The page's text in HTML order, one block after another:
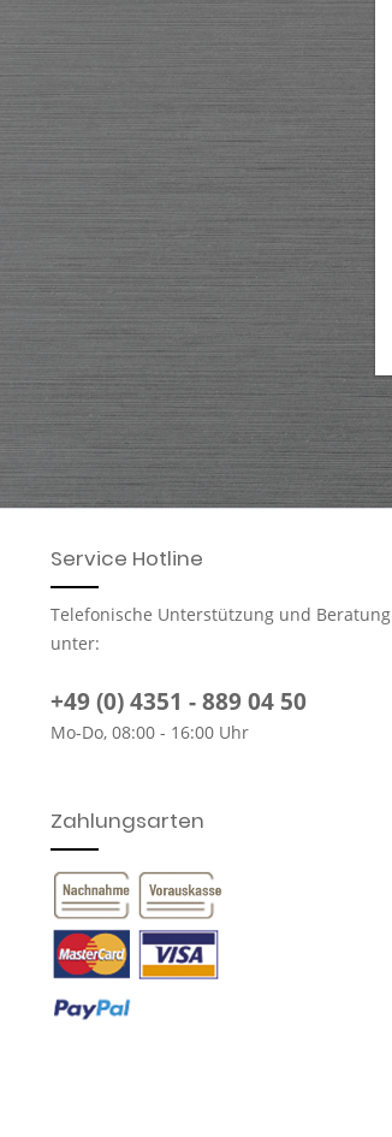
Service Hotline
Telefonische Unterstützung und Beratung
unter:
+49 (0) 4351 - 889 04 50
Mo-Do, 08:00 - 16:00 Uhr
Zahlungsarten